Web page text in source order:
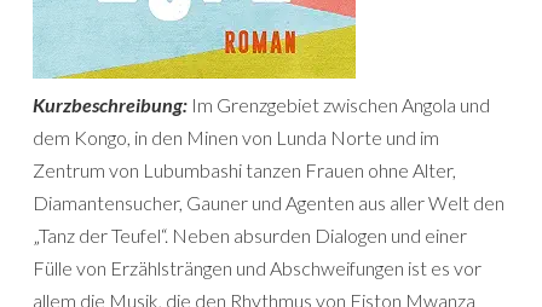
Kurzbeschreibung: Im Grenzgebiet zwischen Angola und
dem Kongo, in den Minen von Lunda Norte und im
Zentrum von Lubumbashi tanzen Frauen ohne Alter,
Diamantensucher, Gauner und Agenten aus aller Welt den
„Tanz der Teufel“. Neben absurden Dialogen und einer
Fülle von Erzählsträngen und Abschweifungen ist es vor
allem die Musik, die den Rhythmus von Fiston Mwanza